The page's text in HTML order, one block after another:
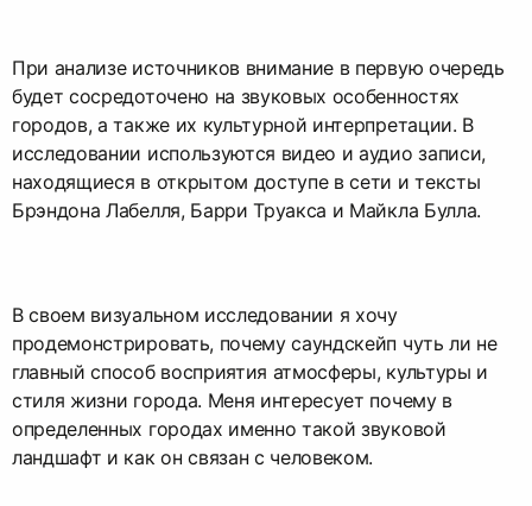
При анализе источников внимание в первую очередь
будет сосредоточено на звуковых особенностях
городов, а также их культурной интерпретации. В
исследовании используются видео и аудио записи,
находящиеся в открытом доступе в сети и тексты
Брэндона Лабелля, Барри Труакса и Майкла Булла.
В своем визуальном исследовании я хочу
продемонстрировать, почему саундскейп чуть ли не
главный способ восприятия атмосферы, культуры и
стиля жизни города. Меня интересует почему в
определенных городах именно такой звуковой
ландшафт и как он связан с человеком.